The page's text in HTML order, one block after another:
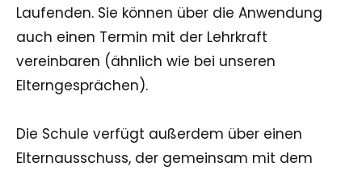
Laufenden. Sie können über die Anwendung
auch einen Termin mit der Lehrkraft
vereinbaren (ähnlich wie bei unseren
Elterngesprächen).
Die Schule verfügt außerdem über einen
Elternausschuss, der gemeinsam mit dem